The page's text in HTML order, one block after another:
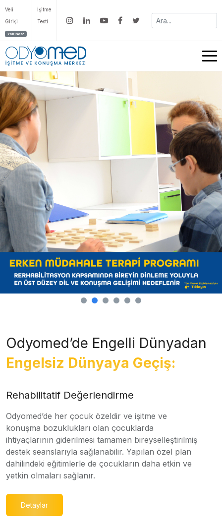
Veli
Girişi
Yakında!
İşitme
Testi
Odyomed’de Engelli Dünyadan
Engelsiz Dünyaya Geçiş:
Rehabilitatif Değerlendirme
Odyomed’de her çocuk özeldir ve işitme ve
konuşma bozuklukları olan çocuklarda
ihtiyaçlarının giderilmesi tamamen bireyselleştirilmiş
destek seanslarıyla sağlanabilir. Yapılan özel plan
dahilindeki eğitimlerle de çocukların daha etkin ve
yetkin olmaları sağlanır.
Detaylar